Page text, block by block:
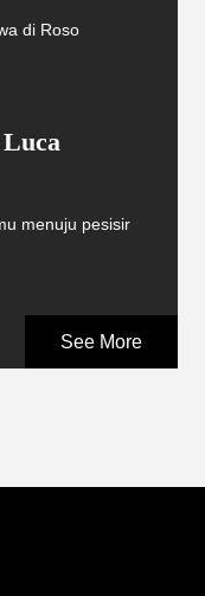
di Roso
menuju pesisir
See More